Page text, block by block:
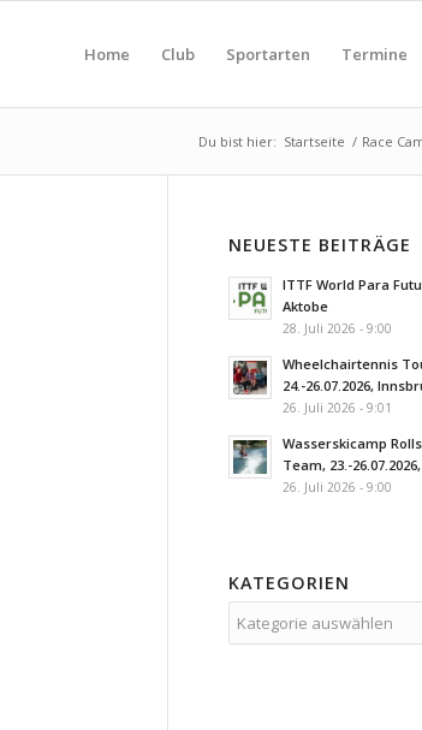
Home Club Sportarten Termine
Du bist hier: Startseite / Race
NEUESTE BEITRÄGE
ITTF World Para
Aktobe
28. Juli 2026 - 9:00
Wheelchairtennis
24.-26.07.2026,
26. Juli 2026 - 9:01
Wasserskicamp
Team, 23.-
26. Juli 2026 - 9:00
KATEGORIEN